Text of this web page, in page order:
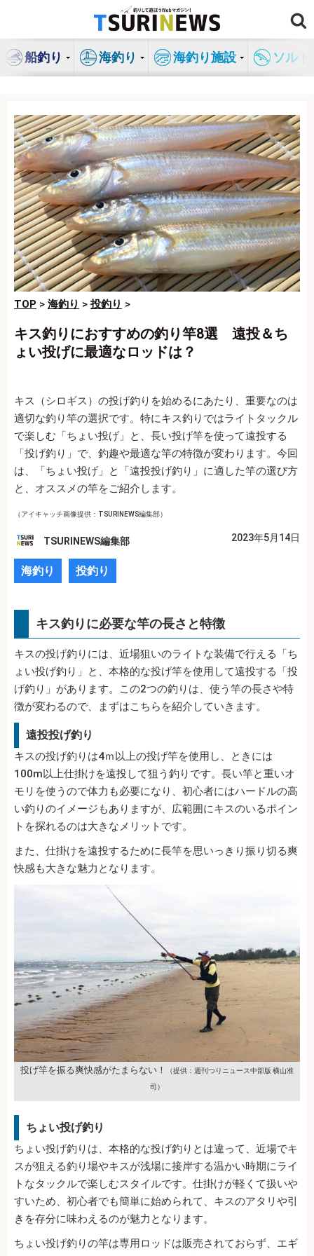
ン
船釣り 海釣り 海釣り施設 ソル
TOP > 海釣り > 投釣り >
キス釣りにおすすめの釣り竿8選 遠投＆ち
ょい投げに最適なロッドは？
キス（シロギス）の投げ釣りを始めるにあたり、重要なのは
適切な釣り竿の選択です。特にキス釣りではライトタックル
で楽しむ「ちょい投げ」と、長い投げ竿を使って遠投する
「投げ釣り」で、釣趣や最適な竿の特徴が変わります。今回
は、「ちょい投げ」と「遠投投げ釣り」に適した竿の選び方
と、オススメの竿をご紹介します。
（アイキャッチ画像提供：TSURINEWS編集部）
TSURINEWS編集部 2023年5月14日
海釣り 投釣り
キス釣りに必要な竿の長さと特徴
キスの投げ釣りには、近場狙いのライトな装備で行える「ち
ょい投げ釣り」と、本格的な投げ竿を使用して遠投する「投
げ釣り」があります。この2つの釣りは、使う竿の長さや特
徴が変わるので、まずはこちらを紹介していきます。
遠投投げ釣り
キスの投げ釣りは4ｍ以上の投げ竿を使用し、ときには
100m以上仕掛けを遠投して狙う釣りです。長い竿と重いオ
モリを使うので体力も必要になり、初心者にはハードルの高
い釣りのイメージもありますが、広範囲にキスのいるポイン
トを探れるのは大きなメリットです。
また、仕掛けを遠投するために長竿を思いっきり振り切る爽
快感も大きな魅力となります。
投げ竿を振る爽快感がたまらない！ （提供：週刊つりニュース中部版 横山准
司）
ちょい投げ釣り
ちょい投げ釣りは、本格的な投げ釣りとは違って、近場でキ
スが狙える釣り場やキスが浅場に接岸する温かい時期にライ
トなタックルで楽しむスタイルです。仕掛けが軽くて扱いや
すいため、初心者でも簡単に始められて、キスのアタリや引
きを存分に味わえるのが魅力となります。
ちょい投げ釣りの竿は専用ロッドは販売されておらず、エギ